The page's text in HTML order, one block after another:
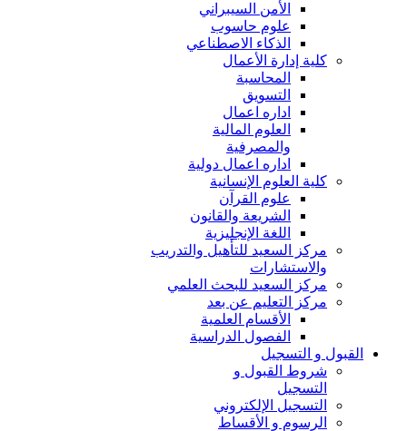
الأمن السيبراني
علوم حاسوب
الذكاء الاصطناعي
كلية إدارة الأعمال
المحاسبة
التسويق
اداره اعمال
العلوم المالية
والمصرفية
اداره اعمال دولية
كلية العلوم الإنسانية
علوم القرآن
الشريعة والقانون
اللغة الإنجليزية
مركز السعيد للتأهيل والتدريب
والاستشارات
مركز السعيد للبحث العلمي
مركز التعليم عن بعد
الأقسام العلمية
الفصول الدراسية
القبول و التسجيل
شروط القبول و
التسجيل
التسجيل الإلكتروني
الرسوم و الأقساط